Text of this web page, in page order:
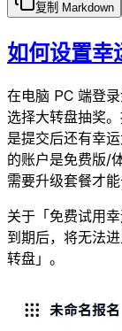
复制 Markdown
如何设置幸
在电脑 PC 端登
选择大转盘抽奖
是提交后还有幸
的账户是免费版/
需要升级套餐才能
关于「免费试用
到期后，将无法
转盘」。